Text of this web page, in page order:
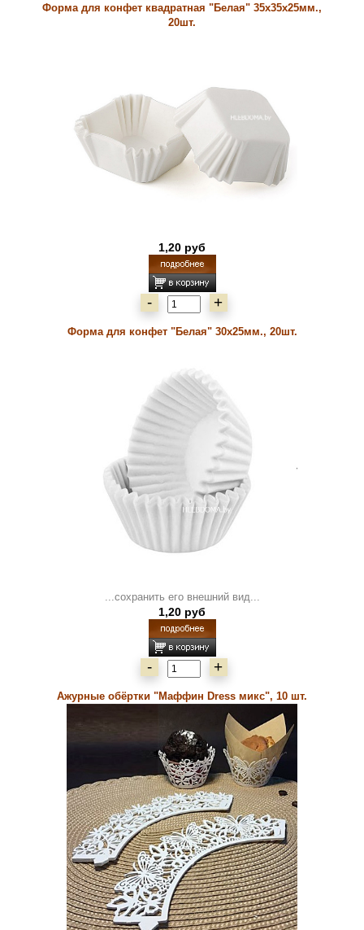
Форма для конфет квадратная "Белая" 35х35х25мм.,
20шт.
1,20 руб
- +
Форма для конфет "Белая" 30х25мм., 20шт.
...сохранить его внешний вид...
1,20 руб
- +
Ажурные обёртки "Маффин Dress микс", 10 шт.